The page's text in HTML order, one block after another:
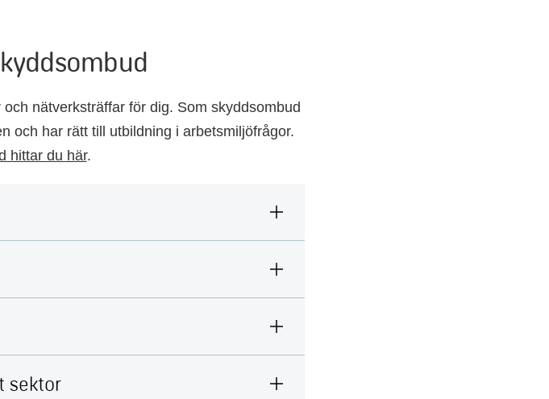
nätverksträffar för dig. Som skyddsombud
och har rätt till utbildning i arbetsmiljöfrågor.
hittar du här.
sektor